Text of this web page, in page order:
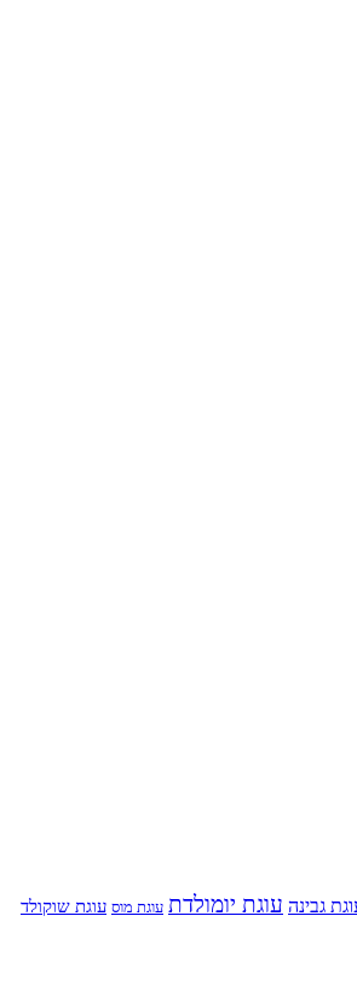
גבינה עוגת יומולדת עוגת מוס עוגת שוקולד